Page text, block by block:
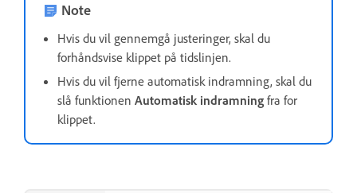
Note
Hvis du vil gennemgå justeringer, skal du
forhåndsvise klippet på tidslinjen.
Hvis du vil fjerne automatisk indramning, skal du
slå funktionen Automatisk indramning fra for
klippet.